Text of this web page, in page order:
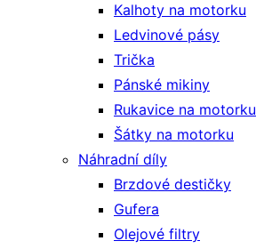
Kalhoty na motorku
Ledvinové pásy
Trička
Pánské mikiny
Rukavice na motorku
Šátky na motorku
Náhradní díly
Brzdové destičky
Gufera
Olejové filtry